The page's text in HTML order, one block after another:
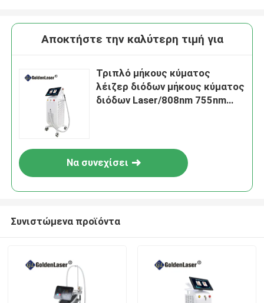
Αποκτήστε την καλύτερη τιμή για
Τριπλό μήκους κύματος
λέιζερ διόδων μήκους κύματος
διόδων Laser/808nm 755nm
Να συνεχίσει
Συνιστώμενα προϊόντα